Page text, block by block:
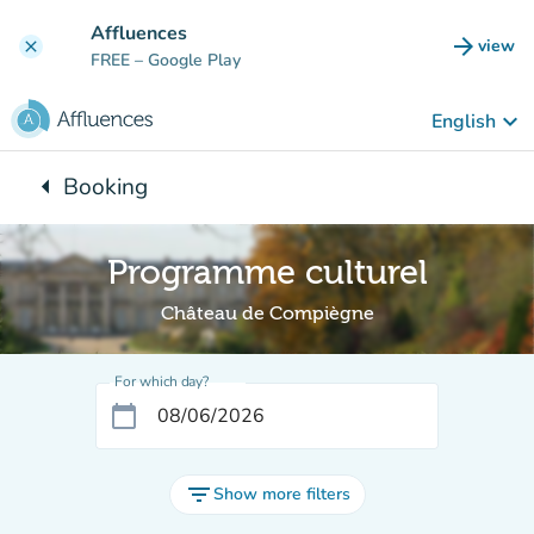
clear Affluences
FREE – Google Play arrow_forward view
(new
English keyboard_arrow_down
arrow_leftBack to:
Booking
Programme culturel
Château de Compiègne
For which day?
calendar_today
filter_listShow more filters